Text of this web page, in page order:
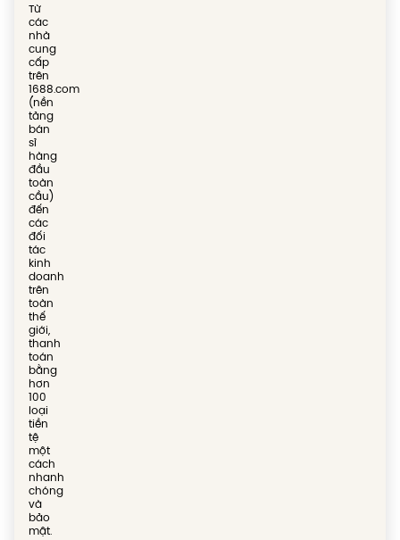
Từ
các
nhà
cung
cấp
trên
1688.com
(nền
tảng
bán
sỉ
hàng
đầu
toàn
cầu)
đến
các
đối
tác
kinh
doanh
trên
toàn
thế
giới,
thanh
toán
bằng
hơn
100
loại
tiền
tệ
một
cách
nhanh
chóng
và
bảo
mật.